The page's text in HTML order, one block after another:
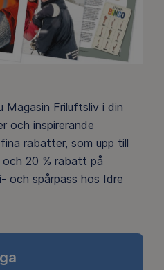
Magasin Friluftsliv i din
och inspirerande
rabatter, som upp till
20 % rabatt på
och spårpass hos Idre